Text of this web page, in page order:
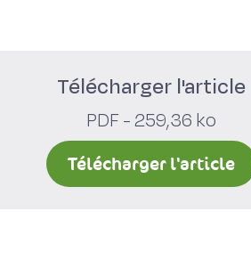
Télécharger l'article
PDF - 259,36 ko
Télécharger l'article